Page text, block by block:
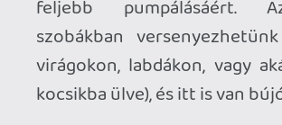
A Koopa-gyerkőcök visszatérése jobban
felcsigázott. Ezek a pofák ugyanis
visszanyúlnak az alapjátékhoz, és a fő
kampány térképén, külön kihívásokon